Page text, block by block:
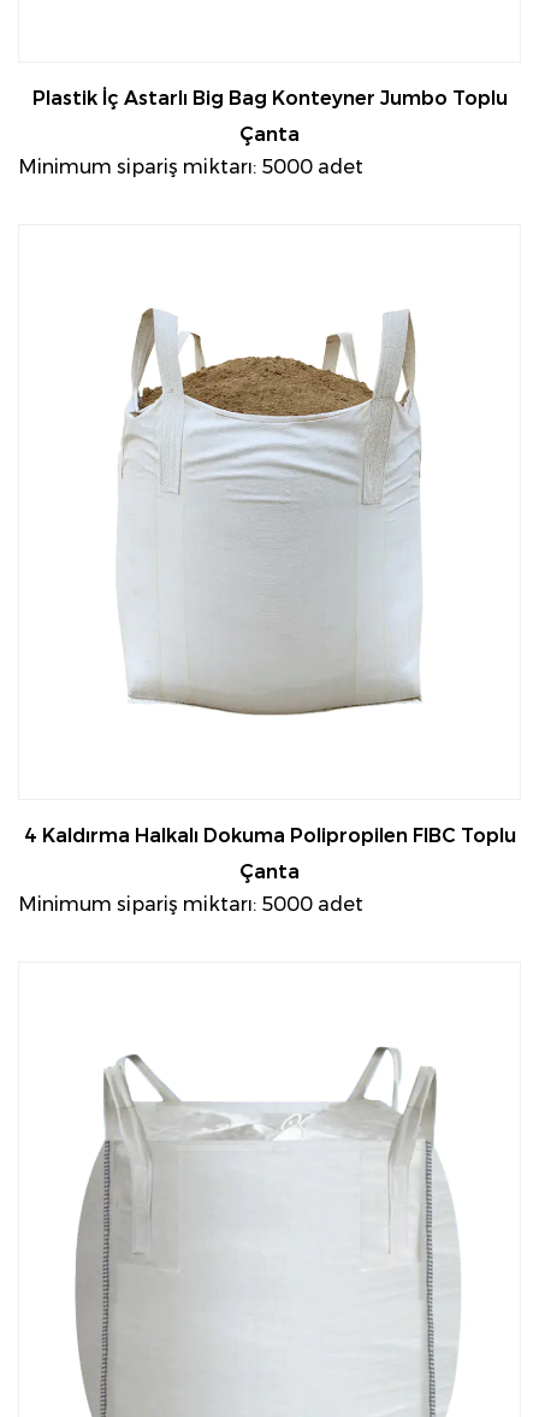
Plastik İç Astarlı Big Bag Konteyner Jumbo Toplu
Çanta
Minimum sipariş miktarı: 5000 adet
4 Kaldırma Halkalı Dokuma Polipropilen FIBC Toplu
Çanta
Minimum sipariş miktarı: 5000 adet